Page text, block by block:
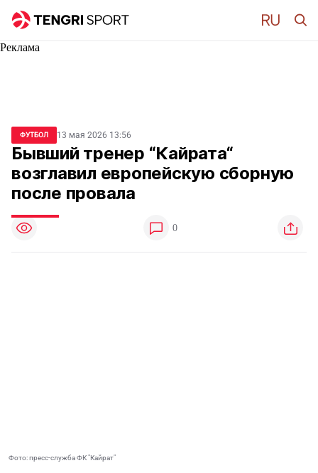
Реклама
ФУТБОЛ 13 мая 2026 13:56
Бывший тренер “Кайрата“
возглавил европейскую сборную
после провала
0
Фото: пресс-служба ФК "Кайрат"